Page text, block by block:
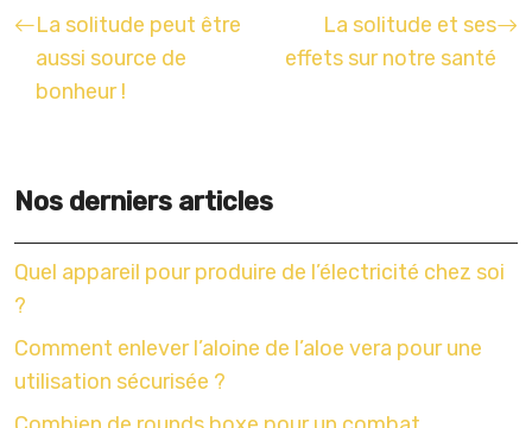
La solitude peut être
aussi source de
bonheur !
La solitude et ses
effets sur notre santé
Nos derniers articles
Quel appareil pour produire de l’électricité chez soi
?
Comment enlever l’aloine de l’aloe vera pour une
utilisation sécurisée ?